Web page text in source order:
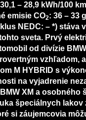
– 28,9 kWh/100
emisie CO2: 36 – 33
NEDC: – *) stáva
sveta. Prvý
od divízie BMW
vzhľadom,
M HYBRID s
na vyjadrenie
XM a osobného
špeciálnych lakov
si záujemcovia